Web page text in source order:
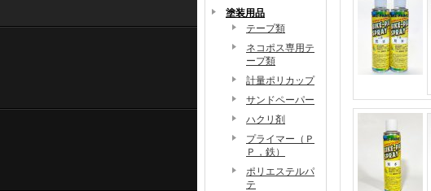
塗装用品
テープ類
ネコポス専用テ
ープ類
計量ポリカップ
サンドペーパー
ハクリ剤
プライマー（Ｐ
Ｐ，鉄）
ポリエステルパ
テ